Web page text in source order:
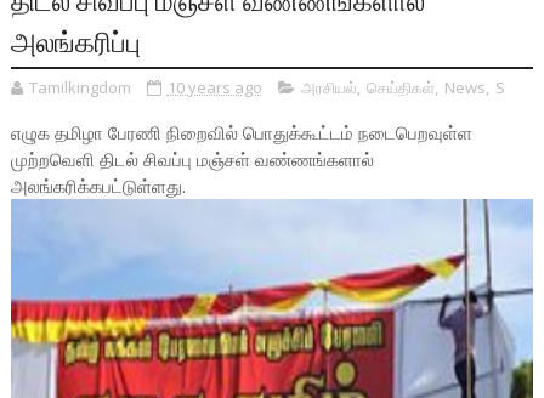
அலங்கரிப்பு
Tamilkingdom 10 years ago அரசியல், செய்திகள், News, S
எழுக தமிழா பேரணி நிறைவில் பொதுக்கூட்டம் நடைபெறவுள்ள
முற்றவெளி திடல் சிவப்பு மஞ்சள் வண்ணங்களால்
அலங்கரிக்கபட்டுள்ளது.